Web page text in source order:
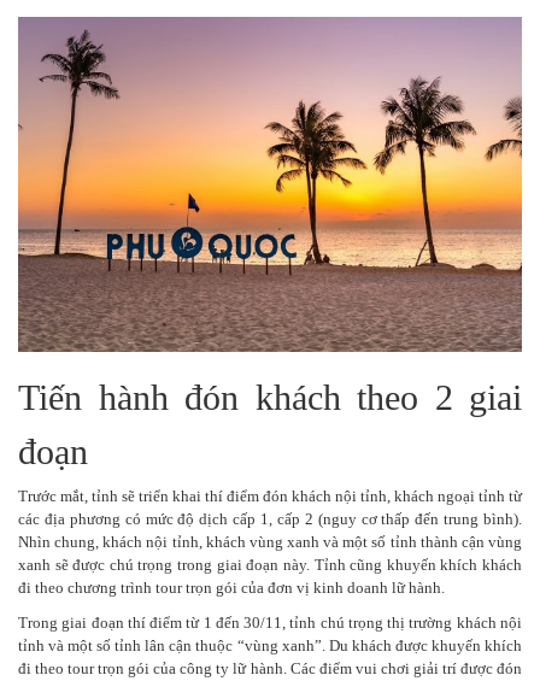
Tiến hành đón khách theo 2 giai
đoạn
Trước mắt, tỉnh sẽ triển khai thí điểm đón khách nội tỉnh, khách ngoại tỉnh từ
các địa phương có mức độ dịch cấp 1, cấp 2 (nguy cơ thấp đến trung bình).
Nhìn chung, khách nội tỉnh, khách vùng xanh và một số tỉnh thành cận vùng
xanh sẽ được chú trọng trong giai đoạn này. Tỉnh cũng khuyến khích khách
đi theo chương trình tour trọn gói của đơn vị kinh doanh lữ hành.
Trong giai đoạn thí điểm từ 1 đến 30/11, tỉnh chú trọng thị trường khách nội
tỉnh và một số tỉnh lân cận thuộc “vùng xanh”. Du khách được khuyến khích
đi theo tour trọn gói của công ty lữ hành. Các điểm vui chơi giải trí được đón